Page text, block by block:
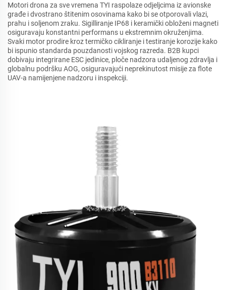
Motori drona za sve vremena TYI raspolaze odjeljcima iz avionske
građe i dvostrano štitenim osovinama kako bi se otporovali vlazi,
prahu i soljenom zraku. Sigilliranje IP68 i keramički obloženi magneti
osiguravaju konstantni performans u ekstremnim okruženjima.
Svaki motor prodire kroz termičko cikliranje i testiranje korozije kako
bi ispunio standarda pouzdanosti vojskog razreda. B2B kupci
dobivaju integrirane ESC jedinice, ploče nadzora udaljenog zdravlja i
globalnu podršku AOG, osiguravajući neprekinutost misije za flote
UAV-a namijenjene nadzoru i inspekciji.